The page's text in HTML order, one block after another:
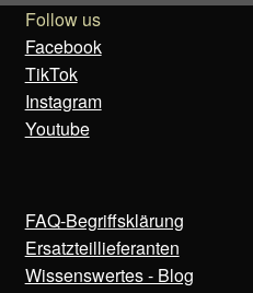
Follow us
Facebook
TikTok
Instagram
Youtube
FAQ-Begriffsklärung
Ersatzteillieferanten
Wissenswertes - Blog